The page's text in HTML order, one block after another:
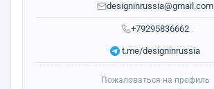
+79295836662
designinrussia@gmail.com
t.me/designinrussia
Пожаловаться на профиль